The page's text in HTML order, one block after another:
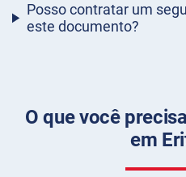
Posso contratar um
este documento?
O que você
em